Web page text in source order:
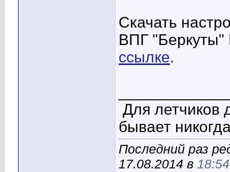
Скачать
ВПГ "Беркуты"
ссылке.
Для летчиков
бывает
Последний раз
17.08.2014 в 18:54